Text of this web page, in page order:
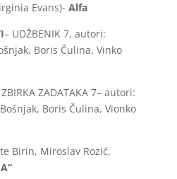
Evans)- Alfa
– UDŽBENIK 7, autori:
Boris Čulina, Vinko
ZADATAKA 7– autori:
Boris Čulina, Vionko
Birin, Miroslav Rozić,